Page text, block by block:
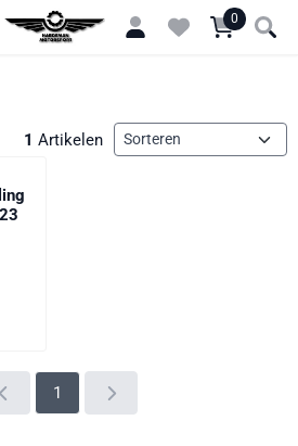
gesloten. 0
1 Artikelen Sorteermethode
870,00
1